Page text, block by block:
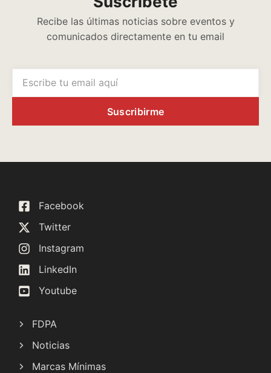
Recibe las últimas noticias sobre eventos y
comunicados directamente en tu email
Suscribirme
Facebook
Twitter
Instagram
LinkedIn
Youtube
FDPA
Noticias
Marcas Mínimas